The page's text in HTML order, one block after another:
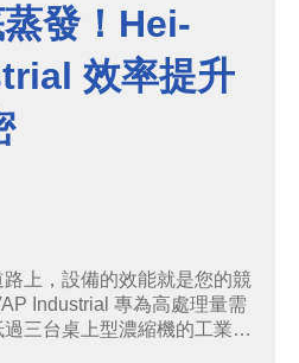
發！Hei-
效率提升
上，設備的效能就是您的競
Industrial 專為高處理量需
三台桌上型濃縮機的工業級